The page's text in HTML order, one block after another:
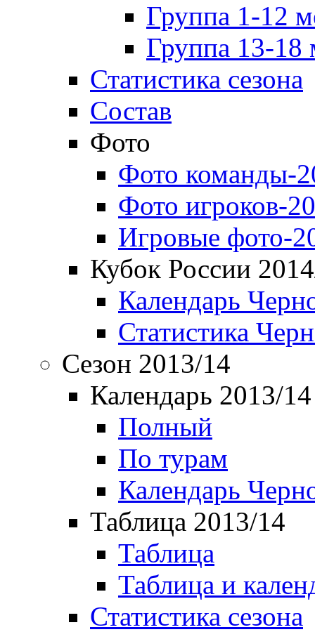
Группа 1-12
Группа 13-18
Статистика сезона
Состав
Фото
Фото команды-
Фото игроков-
Игровые фото-
Кубок России
Календарь
Статистика
Сезон 2013/14
Календарь 2013/14
Полный
По турам
Календарь
Таблица 2013/14
Таблица
Таблица и
Статистика сезона